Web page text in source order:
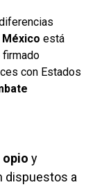
México está
firmado
con Estados
opio y
dispuestos a